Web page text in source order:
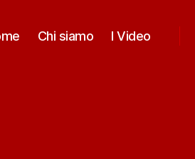
Chi siamo I Video